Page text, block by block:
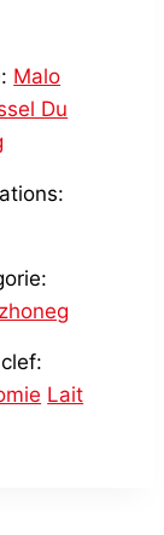
Malo
Du
Lait